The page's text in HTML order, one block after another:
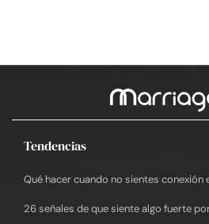
Tendencias
Qué hacer cuando no sientes
26 señales de que siente algo fuerte